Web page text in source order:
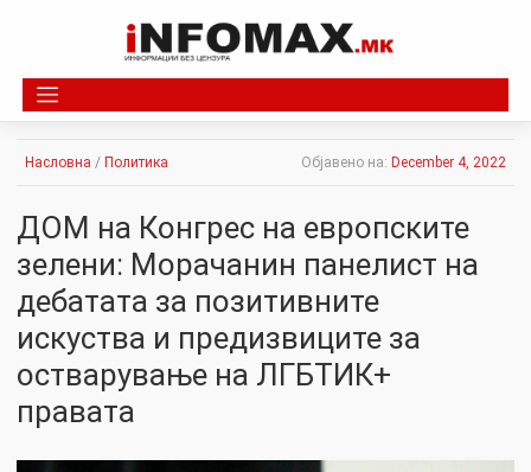
Насловна / Политика Објавено на: December 4, 2022
ДОМ на Конгрес на европските
зелени: Морачанин панелист на
дебатата за позитивните
искуства и предизвиците за
остварување на ЛГБТИК+
правата